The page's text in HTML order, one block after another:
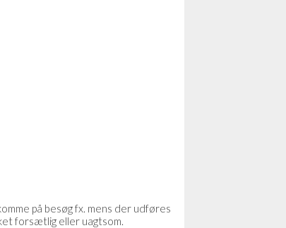
på besøg fx. mens der udføres
forsætlig eller uagtsom.